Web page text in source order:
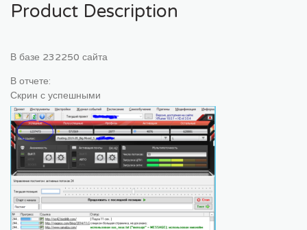
Product Description
В базе 232250 сайта
В отчете:
Скрин с успешными